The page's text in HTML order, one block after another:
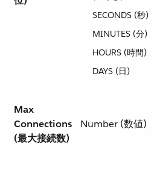
SECONDS (秒)
MINUTES (分)
HOURS (時間)
DAYS (日)
Max
Connections
(最大接続数)
Number (数値)